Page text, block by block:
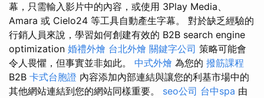
幕，只需輸入影片中的內容，或使用 3Play Media、
Amara 或 Cielo24 等工具自動產生字幕。 對於缺乏經驗的
行銷人員來說，學習如何創建有效的 B2B search engine
optimization 婚禮外燴 台北外燴 關鍵字公司 策略可能會
令人畏懼，但事實並非如此。 中式外燴 為您的 撥筋課程
B2B 卡式台胞證 內容添加內部連結與讓您的利基市場中的
其他網站連結到您的網站同樣重要。 seo公司 台中spa 由